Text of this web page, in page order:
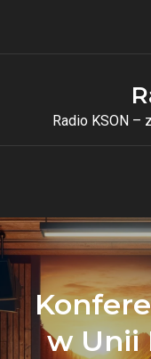
Radio KSON –
w Unii